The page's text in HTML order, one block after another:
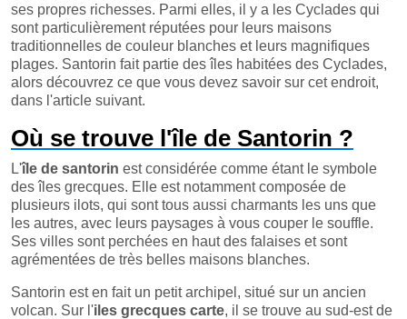
ses propres richesses. Parmi elles, il y a les Cyclades qui
sont particulièrement réputées pour leurs maisons
traditionnelles de couleur blanches et leurs magnifiques
plages. Santorin fait partie des îles habitées des Cyclades,
alors découvrez ce que vous devez savoir sur cet endroit,
dans l'article suivant.
Où se trouve l'île de Santorin ?
L'île de santorin est considérée comme étant le symbole
des îles grecques. Elle est notamment composée de
plusieurs ilots, qui sont tous aussi charmants les uns que
les autres, avec leurs paysages à vous couper le souffle.
Ses villes sont perchées en haut des falaises et sont
agrémentées de très belles maisons blanches.
Santorin est en fait un petit archipel, situé sur un ancien
volcan. Sur l'iles grecques carte, il se trouve au sud-est de